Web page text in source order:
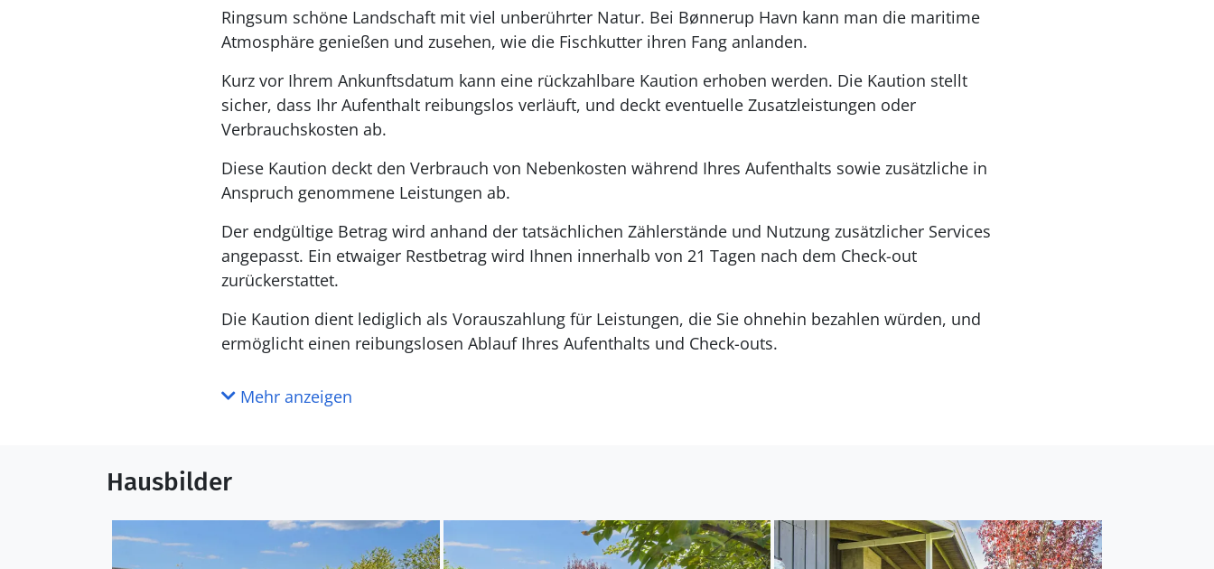
Ringsum schöne Landschaft mit viel unberührter Natur. Bei Bønnerup Havn kann man die maritime
Atmosphäre genießen und zusehen, wie die Fischkutter ihren Fang anlanden.
Kurz vor Ihrem Ankunftsdatum kann eine rückzahlbare Kaution erhoben werden. Die Kaution stellt
sicher, dass Ihr Aufenthalt reibungslos verläuft, und deckt eventuelle Zusatzleistungen oder
Verbrauchskosten ab.
Diese Kaution deckt den Verbrauch von Nebenkosten während Ihres Aufenthalts sowie zusätzliche in
Anspruch genommene Leistungen ab.
Der endgültige Betrag wird anhand der tatsächlichen Zählerstände und Nutzung zusätzlicher Services
angepasst. Ein etwaiger Restbetrag wird Ihnen innerhalb von 21 Tagen nach dem Check-out
zurückerstattet.
Die Kaution dient lediglich als Vorauszahlung für Leistungen, die Sie ohnehin bezahlen würden, und
ermöglicht einen reibungslosen Ablauf Ihres Aufenthalts und Check-outs.
Mehr anzeigen
Hausbilder